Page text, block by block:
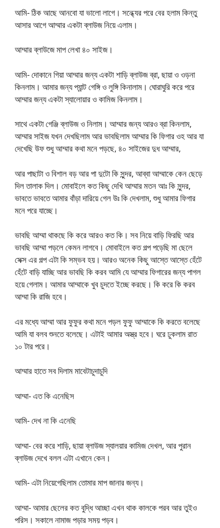
আমি- ঠিক আছে আনবো যা ভালো লাগে। সন্ধ্যের পরে বের হলাম কিন্তু
আসার আগে আম্মার একটা ব্লাউজ নিয়ে এলাম।
আম্মার ব্লাউজে মাপ লেখা ৪০ সাইজ।
আমি- দোকানে গিয়া আম্মার জন্য একটা শাড়ি ব্লাউজ ব্রা, ছায়া ও ওড়না
কিনলাম। আমার জন্য প্যান্ট গেঙ্গি ও লুঙ্গি কিনালাম। ঘোরাঘুরি করে পরে
আম্মার জন্য একটা স্যালোয়ার ও কামিজ কিনলাম।
সাথে একটা গেঞ্জি ব্লাউজ ও নিলাম। আম্মার জন্য আরও ব্রা কিনলাম,
আম্মার সাইজ যখন দেখছিলাম আর ভাবছিলাম আম্মার কি ফিগার ওহ আর যা
দেখেছি উফ শুধু আম্মার কথা মনে পড়ছে, ৪০ সাইজের দুধ আম্মার,
আর পাছাটা ও বিশাল বড় আর পা দুটো কি সুন্দর, আব্বা আম্মাকে কেন ছেড়ে
দিল তালাক দিল। মোবাইলে কত কিছু দেখি আম্মার মতন আঃ কি সুন্দর,
ভাবতে ভাবতে আমার বাঁড়া দারিয়ে গেল উঃ কি দেখলাম, শুধু আমার ফিগার
মনে পরে যাচ্ছে।
ভাবছি আম্মা থাকছে কি করে আরও কত কি। সব নিয়ে বাড়ি ফিরছি আর
ভাবছি আম্মা পড়লে কেমন লাগবে। মোবাইলে কত গল্প পড়েছি মা ছেলে
সেক্স এর গল্প এটা কি সম্ভব হয়। আরও অনেক কিছু আস্তে আস্তে হেঁটে
হেঁটে বাড়ি যাচ্ছি আর ভাবছি কি করব আমি যে আম্মার ফিগারের জন্য পাগল
হয়ে গেলাম। আমার আম্মাকে খুব চুদতে ইচ্ছে করছে। কি করে কি করব
আম্মা কি রাজি হবে।
এর মধ্যে আম্মা আর ফুফুর কথা মনে পড়ল ফুফু আম্মাকে কি করতে বলেছে
আমি যা বলব শুনতে বলেছে। এটাই আমার অস্ত্র হবে। ঘরে ঢুকলাম রাত
১০ টার পরে।
আম্মার হাতে সব দিলাম মাবেটাচুদাচুদি
আম্মা- এত কি এনেছিস
আমি- দেখ না কি এনেছি
আম্মা- বের করে শাড়ি, ছায়া ব্লাউজ স্যালয়ার কামিজ দেখল, আর পুরান
ব্লাউজ দেখে বলল এটা এখানে কেন।
আমি- এটা নিয়েগেছিলাম তোমার মাপ জানার জন্য।
আম্মা- আমার ছেলের কত বুদ্ধি আচ্ছা এখন থাক কালকে পরব আর তুইও
পরিস। সকালে নামাজ পড়ার সময় পড়ব।